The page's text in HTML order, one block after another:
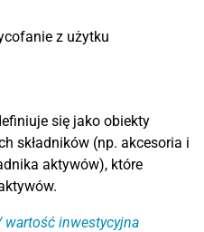
z użytku
się jako obiekty
składników (np. akcesoria i
aktywów), które
inwestycyjna